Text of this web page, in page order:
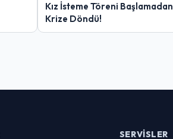
Kız İsteme Töreni Başlamadan
Krize Döndü!
SERVISLER